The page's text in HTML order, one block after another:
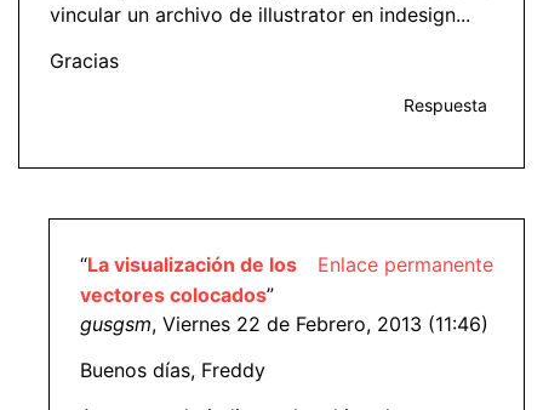
vincular un archivo de illustrator en indesign...
Gracias
Respuesta
Enlace permanente
“La visualización de los
vectores colocados”
gusgsm, Viernes 22 de Febrero, 2013 (11:46)
Buenos días, Freddy